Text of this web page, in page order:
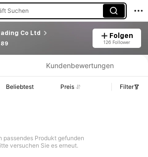
Suchen
Co Ltd Folgen
126 Follower
Verkaufs- und Lagerbestandsdetails.
Kundenbewertungen
Beliebtest Preis Filter
passendes Produkt gefunden
versuchen Sie es erneut.